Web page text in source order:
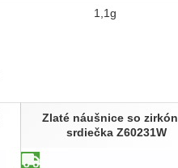
1,1g
Zlaté náušnice so
srdiečka Z60231W